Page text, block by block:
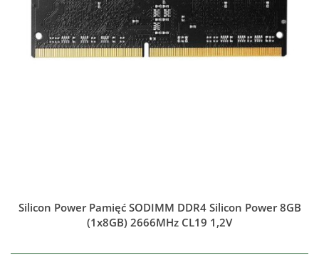
Silicon Power Pamięć SODIMM DDR4 Silicon Power 8GB
(1x8GB) 2666MHz CL19 1,2V